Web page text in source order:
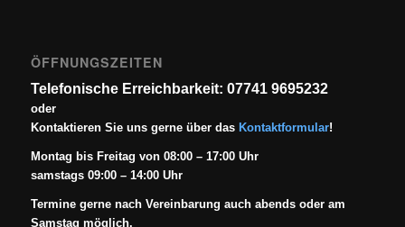
ÖFFNUNGSZEITEN
Telefonische Erreichbarkeit: 07741 9695232
oder
Kontaktieren Sie uns gerne über das Kontaktformular!
Montag bis Freitag von 08:00 – 17:00 Uhr
samstags 09:00 – 14:00 Uhr
Termine gerne nach Vereinbarung auch abends oder am
Samstag möglich.